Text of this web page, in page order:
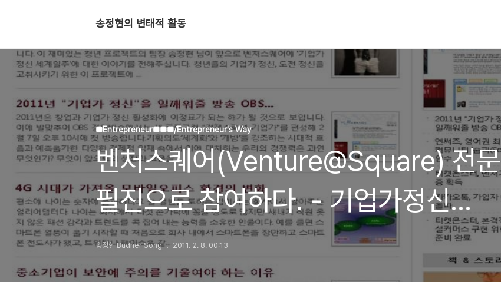
송정현의 변태적 활동
■Entrepreneur■■■/Entrepreneur's Way
벤처스퀘어(Venture@Square) 전문
필진으로 참여하다. - 기업가정신
세계일주
송정현 Budher Song 2011. 2. 8. 00:13